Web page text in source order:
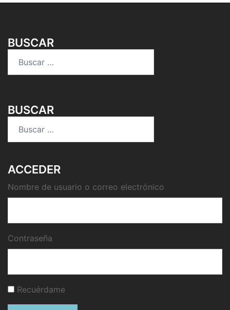
BUSCAR
BUSCAR
ACCEDER
Nombre de usuario o correo electrónico
Contraseña
Recuérdame